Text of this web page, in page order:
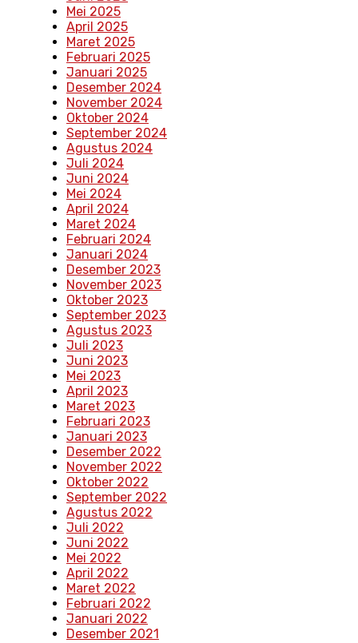
Mei 2025
April 2025
Maret 2025
Februari 2025
Januari 2025
Desember 2024
November 2024
Oktober 2024
September 2024
Agustus 2024
Juli 2024
Juni 2024
Mei 2024
April 2024
Maret 2024
Februari 2024
Januari 2024
Desember 2023
November 2023
Oktober 2023
September 2023
Agustus 2023
Juli 2023
Juni 2023
Mei 2023
April 2023
Maret 2023
Februari 2023
Januari 2023
Desember 2022
November 2022
Oktober 2022
September 2022
Agustus 2022
Juli 2022
Juni 2022
Mei 2022
April 2022
Maret 2022
Februari 2022
Januari 2022
Desember 2021